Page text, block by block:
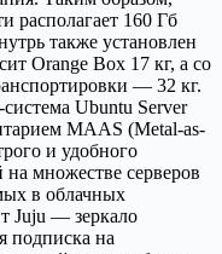
располагает 160 Гб
также установлен
Orange Box 17 кг, а со
— 32 кг.
Ubuntu Server
MAAS (Metal-as-
и удобного
множестве серверов
в облачных
Juju — зеркало
подписка на